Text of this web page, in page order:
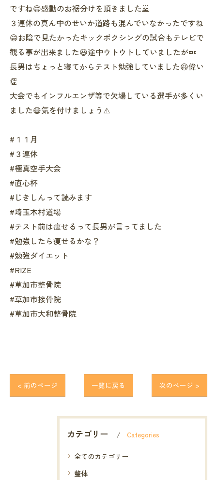
ですね😄感動のお裾分けを頂きました🙇
３連休の真ん中のせいか道路も混んでいなかったですね
😁お陰で見たかったキックボクシングの試合もテレビで
観る事が出来ました😆途中ウトウトしていましたが💤
長男はちょっと寝てからテスト勉強していました😆偉い
👏
大会でもインフルエンザ等で欠場している選手が多くい
ました😷気を付けましょう⚠️
#１１月
#３連休
#極真空手大会
#直心杯
#じきしんって読みます
#埼玉木村道場
#テスト前は痩せるって長男が言ってました
#勉強したら痩せるかな？
#勉強ダイエット
#RIZE
#草加市整骨院
#草加市接骨院
#草加市大和整骨院
< 前のページ 一覧に戻る 次のページ >
カテゴリー Categories
全てのカテゴリー
整体